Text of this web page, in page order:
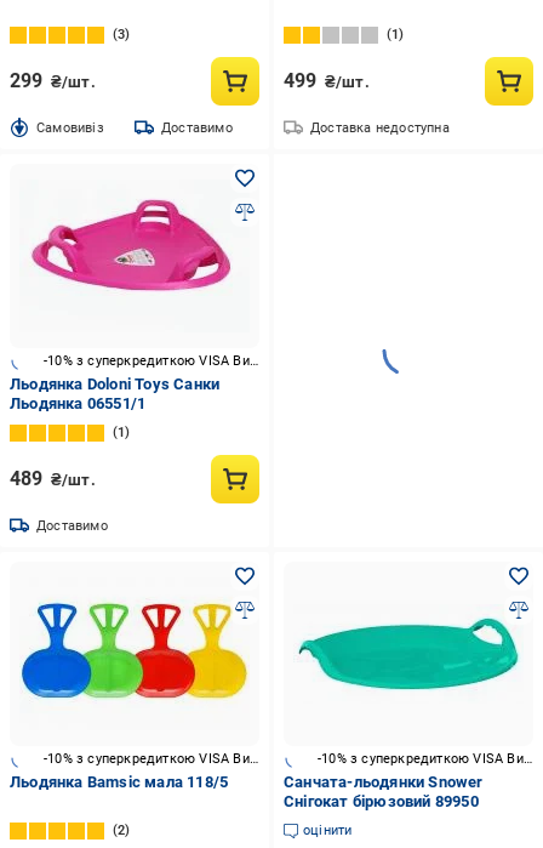
3
299 ₴/шт.
Cамовивіз Доставимо
1
499 ₴/шт.
Доставка недоступна
-10% з суперкредиткою VISA Вигода
Льодянка Doloni Toys Санки
Льодянка 06551/1
1
489 ₴/шт.
Доставимо
-10% з суперкредиткою VISA Вигода
Льодянка Bamsic мала 118/5
2
-10% з суперкредиткою VISA Вигода
Санчата-льодянки Snower
Снігокат бірюзовий 89950
оцінити